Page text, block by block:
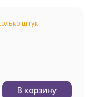
штук
В корзину